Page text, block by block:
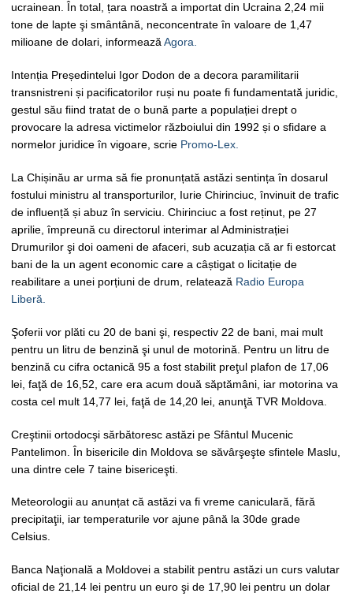
ucrainean. În total, țara noastră a importat din Ucraina 2,24 mii
tone de lapte şi smântână, neconcentrate în valoare de 1,47
milioane de dolari, informeazăAgora.
Intenția Președintelui Igor Dodon de a decora paramilitarii
transnistreni și pacificatorilor ruși nu poate fi fundamentată juridic,
gestul său fiind tratat de o bună parte a populației drept o
provocare la adresa victimelor războiului din 1992 și o sfidare a
normelor juridice în vigoare, scrie Promo-Lex.
La Chișinău ar urma să fie pronunțată astăzi sentința în dosarul
fostului ministru al transporturilor, Iurie Chirinciuc, învinuit de trafic
de influență și abuz în serviciu. Chirinciuc a fost reținut, pe 27
aprilie, împreună cu directorul interimar al Administrației
Drumurilor şi doi oameni de afaceri, sub acuzația că ar fi estorcat
bani de la un agent economic care a câștigat o licitație de
reabilitare a unei porțiuni de drum, relatează Radio Europa
Liberă.
Şoferii vor plăti cu 20 de bani şi, respectiv 22 de bani, mai mult
pentru un litru de benzină şi unul de motorină. Pentru un litru de
benzină cu cifra octanică 95 a fost stabilit preţul plafon de 17,06
lei, faţă de 16,52, care era acum două săptămâni, iar motorina va
costa cel mult 14,77 lei, faţă de 14,20 lei, anunţă TVR Moldova.
Creştinii ortodocşi sărbătoresc astăzi pe Sfântul Mucenic
Pantelimon. În bisericile din Moldova se săvârşeşte sfintele Maslu,
una dintre cele 7 taine bisericeşti.
Meteorologii au anunțat că astăzi va fi vreme caniculară, fără
precipitaţii, iar temperaturile vor ajune până la 30de grade
Celsius.
Banca Naţională a Moldovei a stabilit pentru astăzi un curs valutar
oficial de 21,14 lei pentru un euro şi de 17,90 lei pentru un dolar